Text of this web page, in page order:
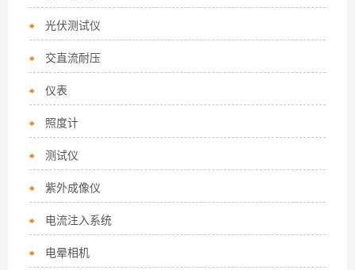
光伏测试仪
交直流耐压
仪表
照度计
测试仪
紫外成像仪
电流注入系统
电晕相机